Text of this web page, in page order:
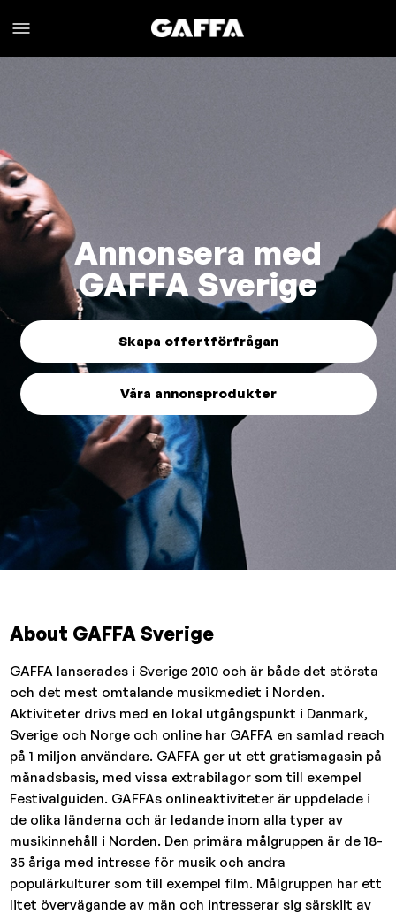
Annonsera med
GAFFA Sverige
Skapa offertförfrågan
Våra annonsprodukter
About GAFFA Sverige
GAFFA lanserades i Sverige 2010 och är både det största
och det mest omtalande musikmediet i Norden.
Aktiviteter drivs med en lokal utgångspunkt i Danmark,
Sverige och Norge och online har GAFFA en samlad reach
på 1 miljon användare. GAFFA ger ut ett gratismagasin på
månadsbasis, med vissa extrabilagor som till exempel
Festivalguiden. GAFFAs onlineaktiviteter är uppdelade i
de olika länderna och är ledande inom alla typer av
musikinnehåll i Norden. Den primära målgruppen är de 18-
35 åriga med intresse för musik och andra
populärkulturer som till exempel film. Målgruppen har ett
litet övervägande av män och intresserar sig särskilt av